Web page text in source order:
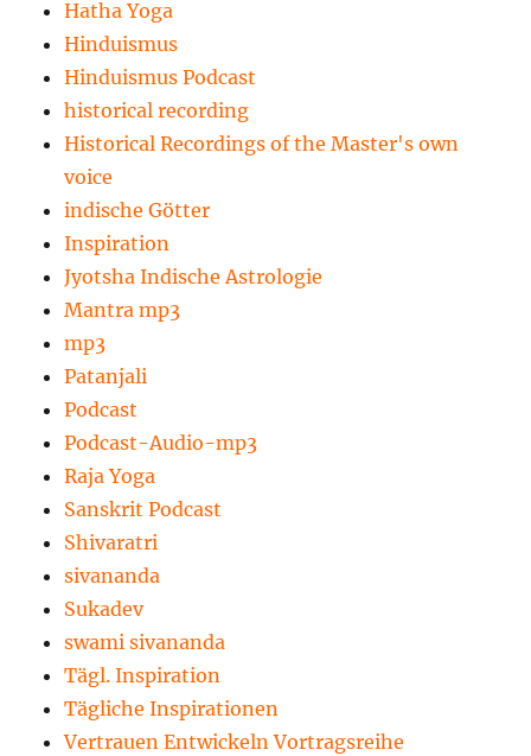
Hatha Yoga
Hinduismus
Hinduismus Podcast
historical recording
Historical Recordings of the Master's own
voice
indische Götter
Inspiration
Jyotsha Indische Astrologie
Mantra mp3
mp3
Patanjali
Podcast
Podcast-Audio-mp3
Raja Yoga
Sanskrit Podcast
Shivaratri
sivananda
Sukadev
swami sivananda
Tägl. Inspiration
Tägliche Inspirationen
Vertrauen Entwickeln Vortragsreihe